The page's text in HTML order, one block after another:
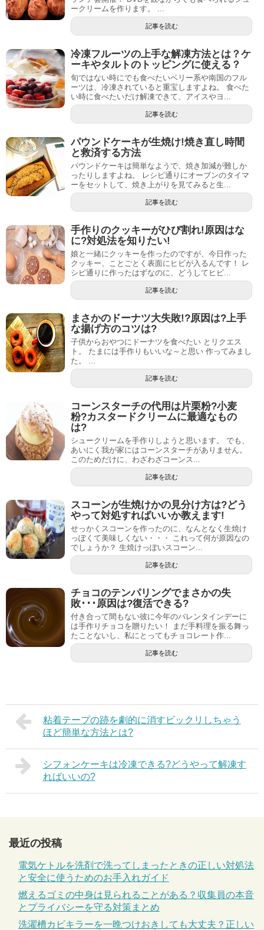
ークリームを作ります。 ...
記事を読む
冷凍フルーツの上手な解凍方法とは？ケ
ーキやタルトのトッピングに使える？
旬ではない時にでも食べたいベリー系や南国のフル
ーツは、冷凍されていると重宝しますよね。 食べた
い時に食べたいだけ解凍できて、アイスやヨ...
記事を読む
パウンドケーキが生焼け!焼き直し時間
と救済する方法
パウンドケーキは簡単なようで、焼き加減が難しか
ったりしますよね。 レシピ通りにオーブンのタイマ
ーをセットして、焼き上がりを見てみると生...
記事を読む
手作りのクッキーがひび割れ!原因はな
に?対処法を知りたい!
娘と一緒にクッキーを作ったのですが、今日作った
クッキー、ことごとく表面にヒビが入るんです！ レ
シピ通りに作ったはずなのに、どうしてヒビ...
記事を読む
まさかのドーナツ大失敗!?原因は?上手
な揚げ方のコツは?
子供からおやつにドーナツを食べたい とリクエス
ト。 たまには手作りもいいな～と思い 作ってみまし
た。 ...
記事を読む
コーンスターチの代用は片栗粉?小麦
粉?カスタードクリームに最適なもの
は?
シュークリームを手作りしようと思います。 でも、
あいにく我が家にはコーンスターチがありません。
このためだけに、わざわざコーンス...
記事を読む
スコーンが生焼けかの見分け方は?どう
やって対処すればいいか教えます!
せっかくスコーンを作ったのに、なんとなく生焼け
っぽくて美味しくない・・・ これって何が原因なの
でしょうか？ 生焼けっぽいスコーン...
記事を読む
チョコのテンパリングでまさかの失
敗･･･原因は?復活できる?
付き合って間もない彼に今年のバレンタインデーに
は手作りチョコを贈りたい！ まだ手料理を振る舞っ
たことないし、私にとってもチョコレート作...
記事を読む
粘着テープの跡を劇的に消すビックリしちゃう
ほど簡単な方法とは?
シフォンケーキは冷凍できる?どうやって解凍す
ればいいの?
最近の投稿
電気ケトルを洗剤で洗ってしまったときの正しい対処法
と安全に使うためのお手入れガイド
燃えるゴミの中身は見られることがある？収集員の本音
とプライバシーを守る対策まとめ
洗濯槽カビキラーを一晩つけおきしても大丈夫？正しい